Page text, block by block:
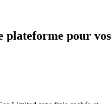
plateforme pour vos